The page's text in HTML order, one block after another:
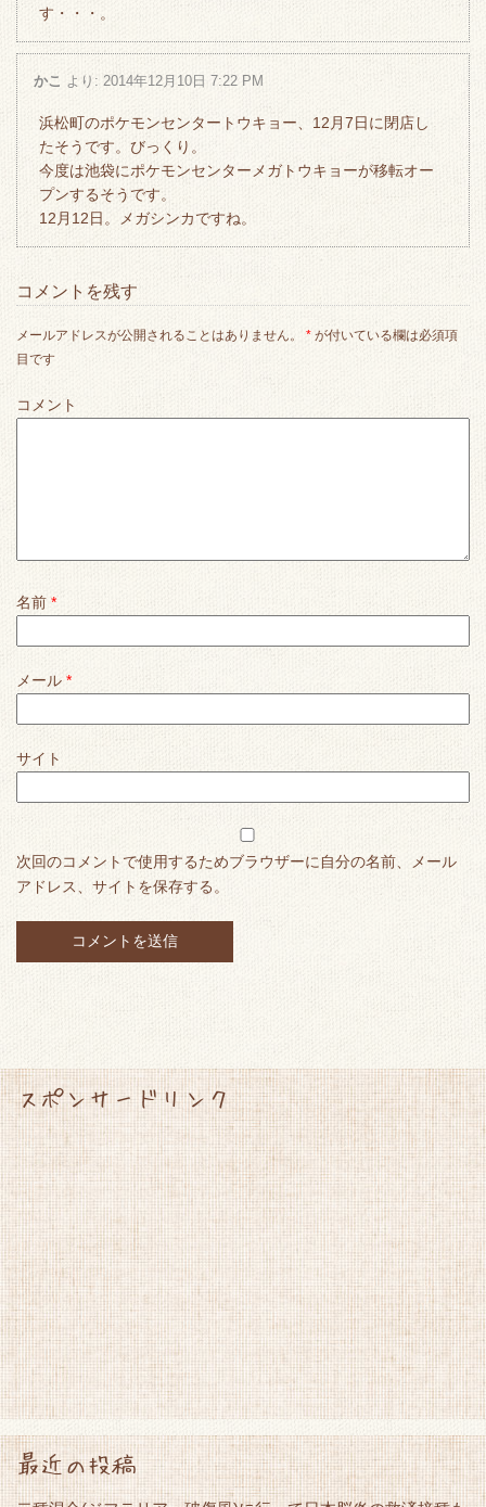
す・・・。
かこ より: 2014年12月10日 7:22 PM
浜松町のポケモンセンタートウキョー、12月7日に閉店し
たそうです。びっくり。
今度は池袋にポケモンセンターメガトウキョーが移転オー
プンするそうです。
12月12日。メガシンカですね。
コメントを残す
メールアドレスが公開されることはありません。 * が付いている欄は必須項
目です
コメント
名前 *
メール *
サイト
次回のコメントで使用するためブラウザーに自分の名前、メール
アドレス、サイトを保存する。
スポンサードリンク
最近の投稿